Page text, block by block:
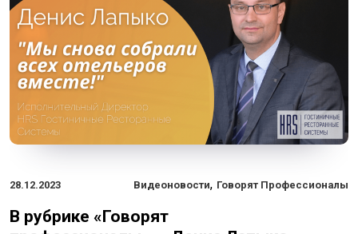
28.12.2023 Видеоновости, Говорят Профессионалы
В рубрике «Говорят